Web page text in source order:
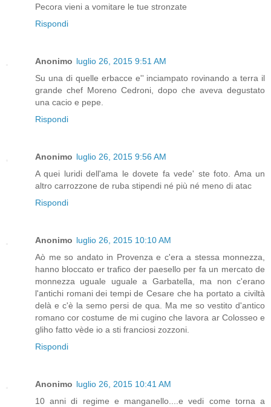
Pecora vieni a vomitare le tue stronzate
Rispondi
Anonimo luglio 26, 2015 9:51 AM
Su una di quelle erbacce e'' inciampato rovinando a terra il
grande chef Moreno Cedroni, dopo che aveva degustato
una cacio e pepe.
Rispondi
Anonimo luglio 26, 2015 9:56 AM
A quei luridi dell'ama le dovete fa vede' ste foto. Ama un
altro carrozzone de ruba stipendi né più né meno di atac
Rispondi
Anonimo luglio 26, 2015 10:10 AM
Aò me so andato in Provenza e c'era a stessa monnezza,
hanno bloccato er trafico der paesello per fa un mercato de
monnezza uguale uguale a Garbatella, ma non c'erano
l'antichi romani dei tempi de Cesare che ha portato a civiltà
delà e c'è la semo persi de qua. Ma me so vestito d'antico
romano cor costume de mi cugino che lavora ar Colosseo e
gliho fatto vède io a sti franciosi zozzoni.
Rispondi
Anonimo luglio 26, 2015 10:41 AM
10 anni di regime e manganello....e vedi come torna a